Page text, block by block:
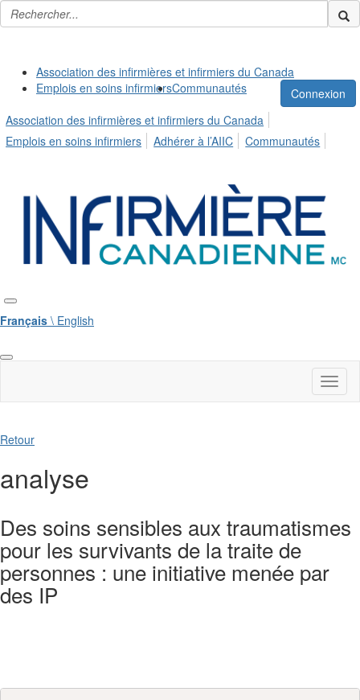
Association des infirmières et infirmiers du Canada
Emplois en soins infirmiersCommunautés
Connexion
Association des infirmières et infirmiers du Canada
Emplois en soins infirmiers
Adhérer à l’AIIC Communautés
Français \ English
Retour
analyse
Des soins sensibles aux traumatismes
pour les survivants de la traite de
personnes : une initiative menée par
des IP